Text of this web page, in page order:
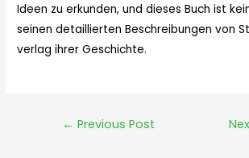
Ideen zu erkunden, und dieses Buch ist
seinen detaillierten Beschreibungen von
verlag ihrer Geschichte.
← Previous Post